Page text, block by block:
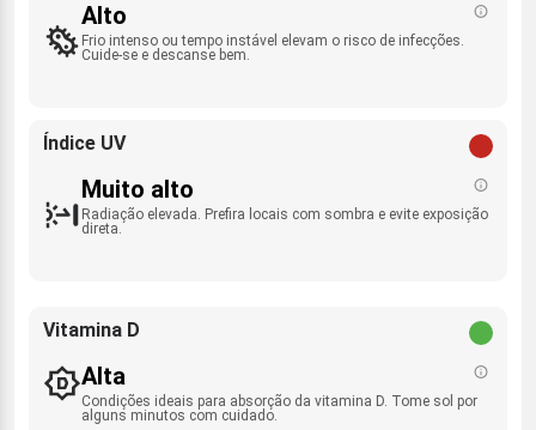
Alto
Frio intenso ou tempo instável elevam o risco de infecções.
Cuide-se e descanse bem.
Índice UV
Muito alto
Radiação elevada. Prefira locais com sombra e evite exposição
direta.
Vitamina D
Alta
Condições ideais para absorção da vitamina D. Tome sol por
alguns minutos com cuidado.